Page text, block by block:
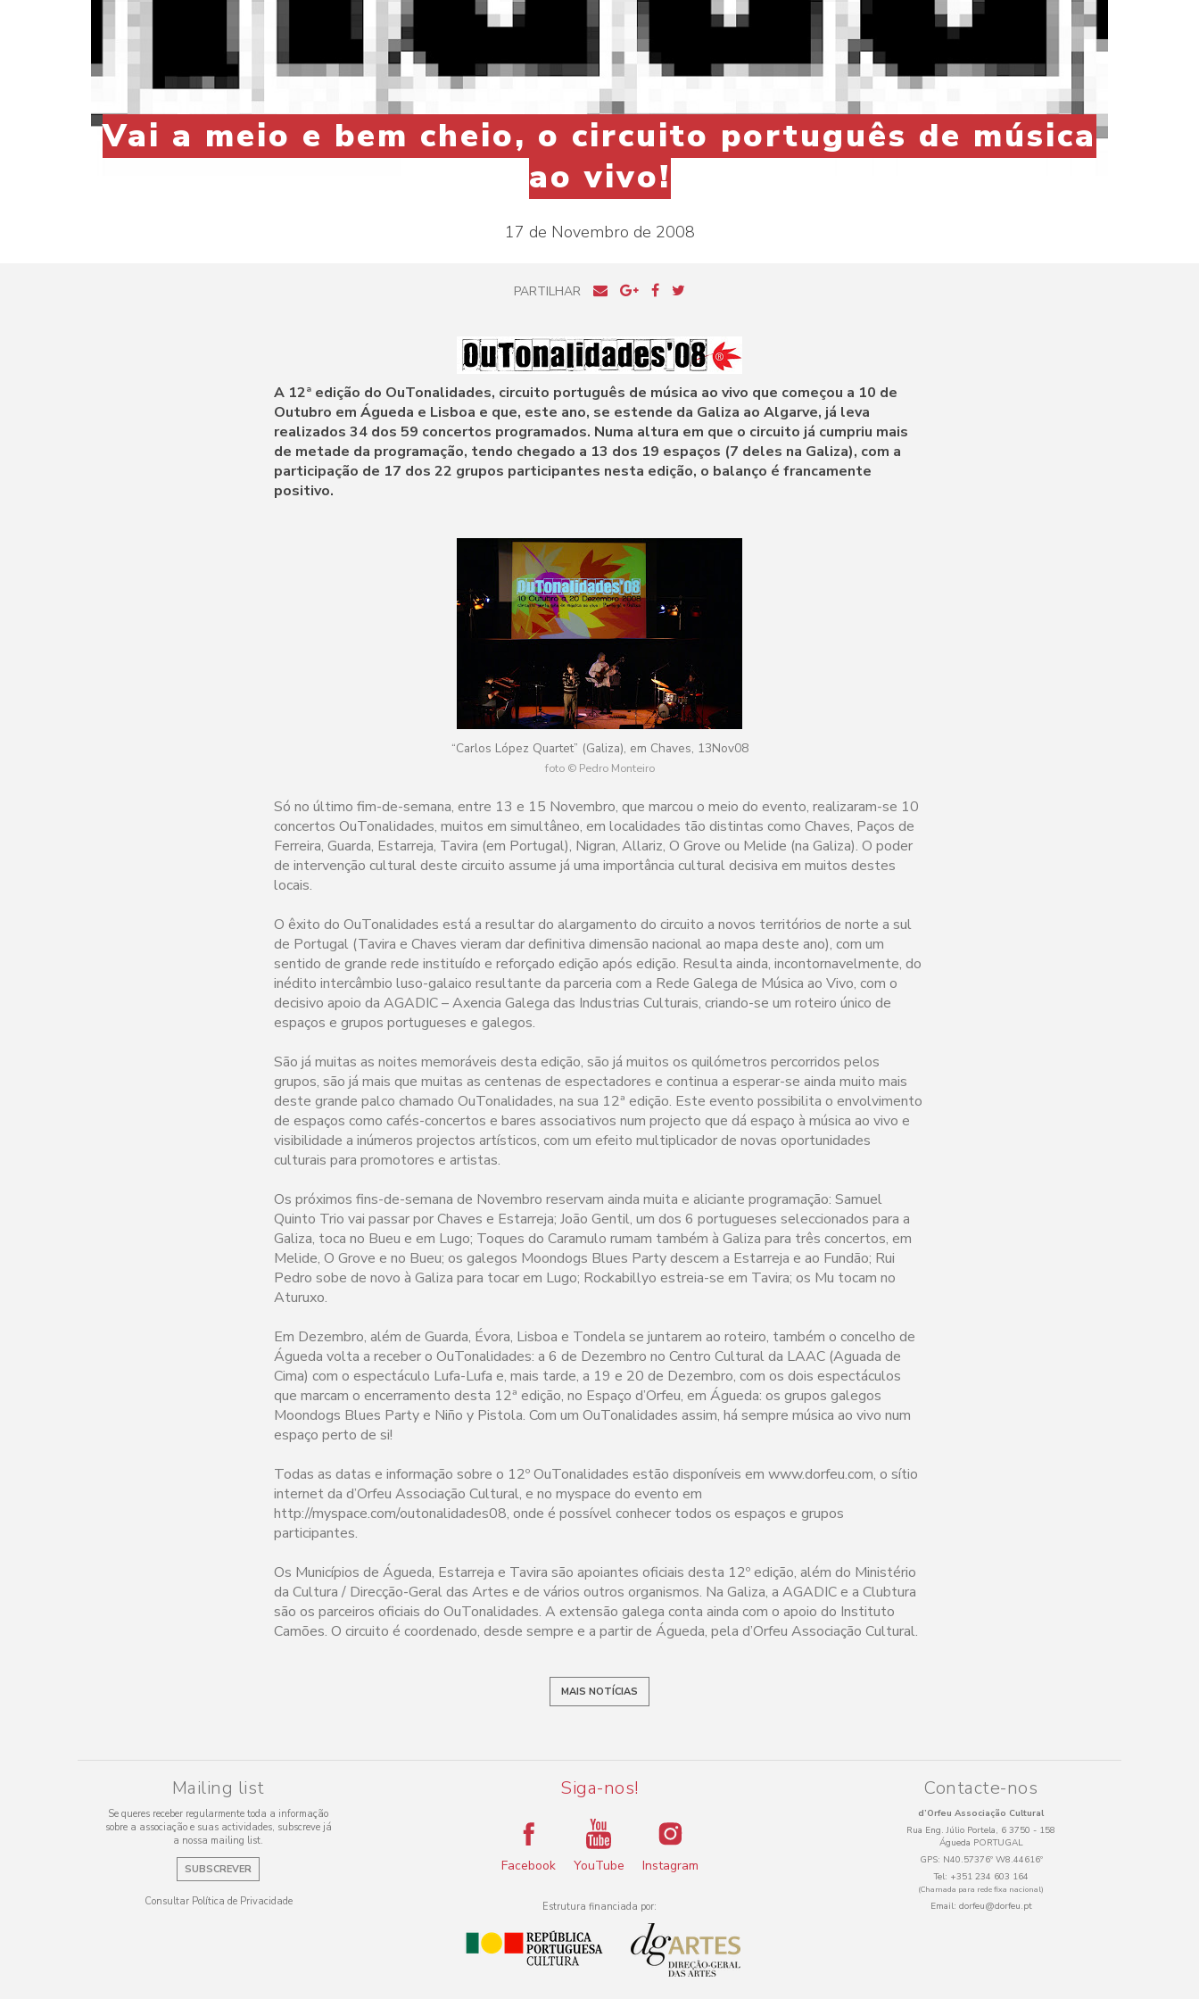
Vai a meio e bem cheio, o circuito português de música
ao vivo!
17 de Novembro de 2008
PARTILHAR
A 12ª edição do OuTonalidades, circuito português de música ao vivo que começou a 10 de
Outubro em Águeda e Lisboa e que, este ano, se estende da Galiza ao Algarve, já leva
realizados 34 dos 59 concertos programados. Numa altura em que o circuito já cumpriu mais
de metade da programação, tendo chegado a 13 dos 19 espaços (7 deles na Galiza), com a
participação de 17 dos 22 grupos participantes nesta edição, o balanço é francamente
positivo.
“Carlos López Quartet” (Galiza), em Chaves, 13Nov08
foto © Pedro Monteiro
Só no último fim-de-semana, entre 13 e 15 Novembro, que marcou o meio do evento, realizaram-se 10
concertos OuTonalidades, muitos em simultâneo, em localidades tão distintas como Chaves, Paços de
Ferreira, Guarda, Estarreja, Tavira (em Portugal), Nigran, Allariz, O Grove ou Melide (na Galiza). O poder
de intervenção cultural deste circuito assume já uma importância cultural decisiva em muitos destes
locais.
O êxito do OuTonalidades está a resultar do alargamento do circuito a novos territórios de norte a sul
de Portugal (Tavira e Chaves vieram dar definitiva dimensão nacional ao mapa deste ano), com um
sentido de grande rede instituído e reforçado edição após edição. Resulta ainda, incontornavelmente, do
inédito intercâmbio luso-galaico resultante da parceria com a Rede Galega de Música ao Vivo, com o
decisivo apoio da AGADIC – Axencia Galega das Industrias Culturais, criando-se um roteiro único de
espaços e grupos portugueses e galegos.
São já muitas as noites memoráveis desta edição, são já muitos os quilómetros percorridos pelos
grupos, são já mais que muitas as centenas de espectadores e continua a esperar-se ainda muito mais
deste grande palco chamado OuTonalidades, na sua 12ª edição. Este evento possibilita o envolvimento
de espaços como cafés-concertos e bares associativos num projecto que dá espaço à música ao vivo e
visibilidade a inúmeros projectos artísticos, com um efeito multiplicador de novas oportunidades
culturais para promotores e artistas.
Os próximos fins-de-semana de Novembro reservam ainda muita e aliciante programação: Samuel
Quinto Trio vai passar por Chaves e Estarreja; João Gentil, um dos 6 portugueses seleccionados para a
Galiza, toca no Bueu e em Lugo; Toques do Caramulo rumam também à Galiza para três concertos, em
Melide, O Grove e no Bueu; os galegos Moondogs Blues Party descem a Estarreja e ao Fundão; Rui
Pedro sobe de novo à Galiza para tocar em Lugo; Rockabillyo estreia-se em Tavira; os Mu tocam no
Aturuxo.
Em Dezembro, além de Guarda, Évora, Lisboa e Tondela se juntarem ao roteiro, também o concelho de
Águeda volta a receber o OuTonalidades: a 6 de Dezembro no Centro Cultural da LAAC (Aguada de
Cima) com o espectáculo Lufa-Lufa e, mais tarde, a 19 e 20 de Dezembro, com os dois espectáculos
que marcam o encerramento desta 12ª edição, no Espaço d’Orfeu, em Águeda: os grupos galegos
Moondogs Blues Party e Niño y Pistola. Com um OuTonalidades assim, há sempre música ao vivo num
espaço perto de si!
Todas as datas e informação sobre o 12º OuTonalidades estão disponíveis em www.dorfeu.com, o sítio
internet da d’Orfeu Associação Cultural, e no myspace do evento em
http://myspace.com/outonalidades08, onde é possível conhecer todos os espaços e grupos
participantes.
Os Municípios de Águeda, Estarreja e Tavira são apoiantes oficiais desta 12º edição, além do Ministério
da Cultura / Direcção-Geral das Artes e de vários outros organismos. Na Galiza, a AGADIC e a Clubtura
são os parceiros oficiais do OuTonalidades. A extensão galega conta ainda com o apoio do Instituto
Camões. O circuito é coordenado, desde sempre e a partir de Águeda, pela d’Orfeu Associação Cultural.
MAIS NOTÍCIAS
Mailing list
Se queres receber regularmente toda a informação
sobre a associação e suas actividades, subscreve já
a nossa mailing list.
SUBSCREVER
Consultar Política de Privacidade
Siga-nos!
Facebook YouTube Instagram
Estrutura financiada por:
Contacte-nos
d’Orfeu Associação Cultural
Rua Eng. Júlio Portela, 6 3750 - 158
Águeda PORTUGAL
GPS: N40.57376º W8.44616º
Tel: +351 234 603 164
(Chamada para rede fixa nacional)
Email: dorfeu@dorfeu.pt